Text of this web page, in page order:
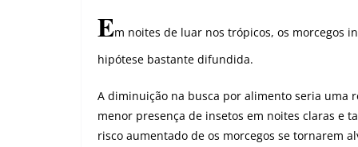
Em noites de luar nos trópicos, os morcegos
hipótese bastante difundida.
A diminuição na busca por alimento seria uma
menor presença de insetos em noites claras e
risco aumentado de os morcegos se tornarem